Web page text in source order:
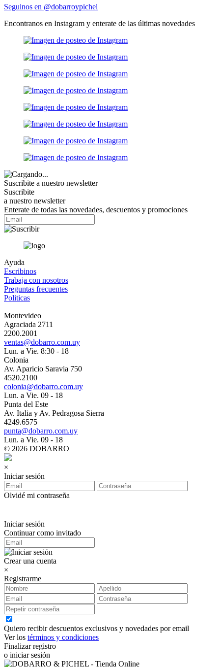
Seguinos en @dobarroypichel
Encontranos en Instagram y enterate de las últimas novedades
Suscribite a nuestro newsletter
Suscribite
a nuestro newsletter
Enterate de todas las novedades, descuentos y promociones
Ayuda
Escribinos
Trabaja con nosotros
Preguntas frecuentes
Politicas
Montevideo
Agraciada 2711
2200.2001
ventas@dobarro.com.uy
Lun. a Vie. 8:30 - 18
Colonia
Av. Aparicio Saravia 750
4520.2100
colonia@dobarro.com.uy
Lun. a Vie. 09 - 18
Punta del Este
Av. Italia y Av. Pedragosa Sierra
4249.6575
punta@dobarro.com.uy
Lun. a Vie. 09 - 18
© 2026 DOBARRO
×
Iniciar sesión
Olvidé mi contraseña
Iniciar sesión
Continuar como invitado
Crear una cuenta
×
Registrarme
Quiero recibir descuentos exclusivos y novedades por email
Ver los términos y condiciones
Finalizar registro
o iniciar sesión